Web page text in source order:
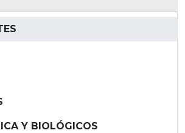
Y BIOLÓGICOS